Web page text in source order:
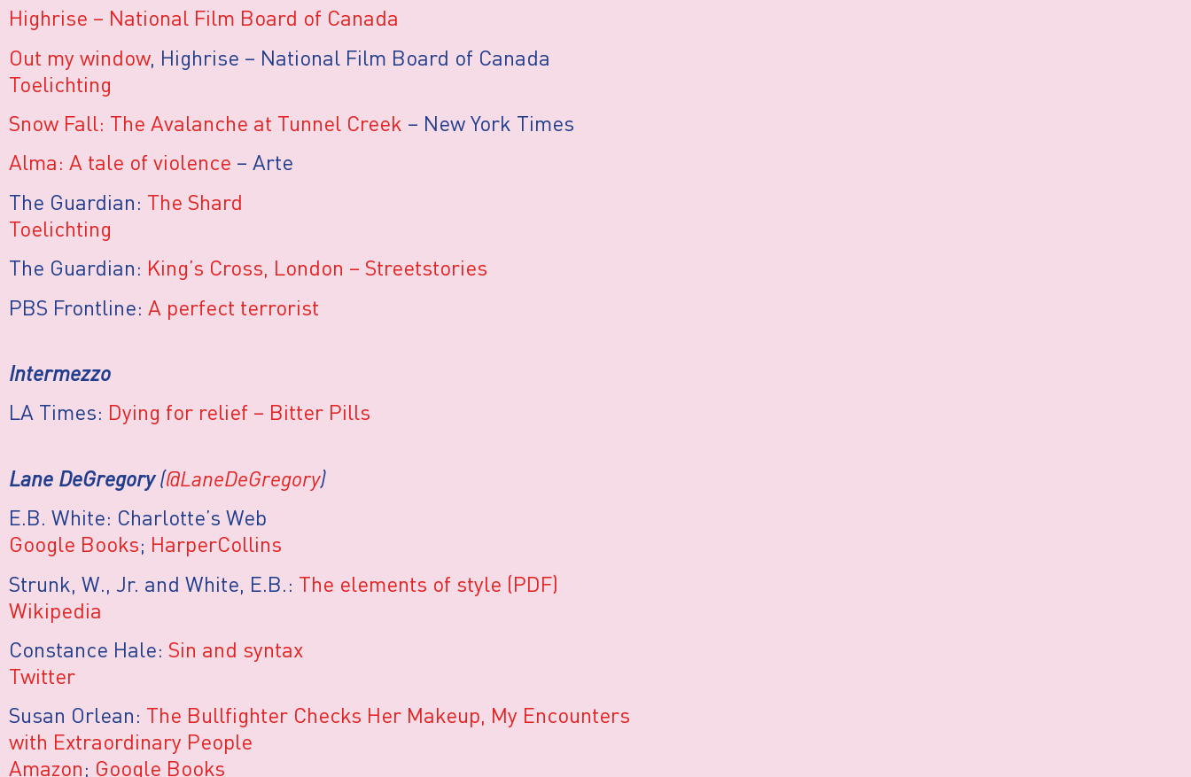
Highrise – National Film Board of Canada
Out my window, Highrise – National Film Board of Canada
Toelichting
Snow Fall: The Avalanche at Tunnel Creek – New York Times
Alma: A tale of violence – Arte
The Guardian: The Shard
Toelichting
The Guardian: King’s Cross, London – Streetstories
PBS Frontline: A perfect terrorist
Intermezzo
LA Times: Dying for relief – Bitter Pills
Lane DeGregory(@LaneDeGregory)
E.B. White: Charlotte’s Web
Google Books; HarperCollins
Strunk, W., Jr. and White, E.B.: The elements of style (PDF)
Wikipedia
Constance Hale: Sin and syntax
Twitter
Susan Orlean: The Bullfighter Checks Her Makeup, My Encounters
with Extraordinary People
Amazon; Google Books